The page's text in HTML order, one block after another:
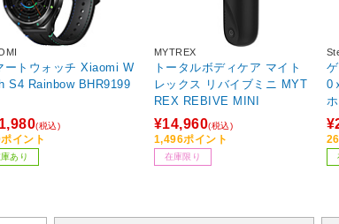
ートウォッチ Xiaomi W
BHR9199
(税込)
イント
あり
MYTREX
トータルボディケア マイト
レックス リバイブミニ MYT
REX REBIVE MINI
¥14,960(税込)
1,496ポイント
在庫限り
0